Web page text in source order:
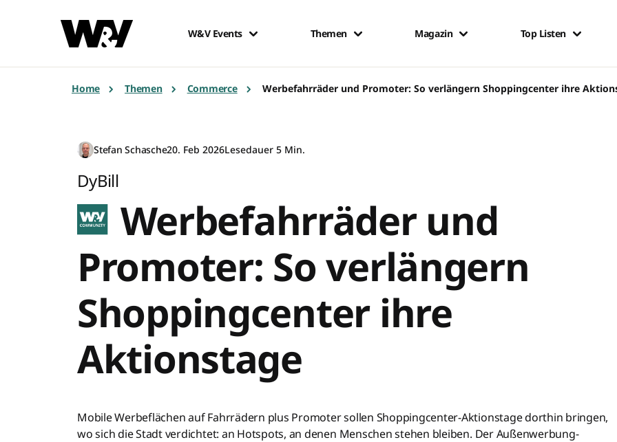
W&V Events Themen Magazin Top Listen
Home Themen Commerce Werbefahrräder und Promoter: So verlängern Shoppingcenter ihre
Stefan Schasche20. Feb 2026Lesedauer 5 Min.
DyBill
Werbefahrräder und
Promoter: So verlängern
Shoppingcenter ihre
Aktionstage
Mobile Werbeflächen auf Fahrrädern plus Promoter sollen Shoppingcenter-Aktionstage dorthin bringen,
wo sich die Stadt verdichtet: an Hotspots, an denen Menschen stehen bleiben. Der Außenwerbung-